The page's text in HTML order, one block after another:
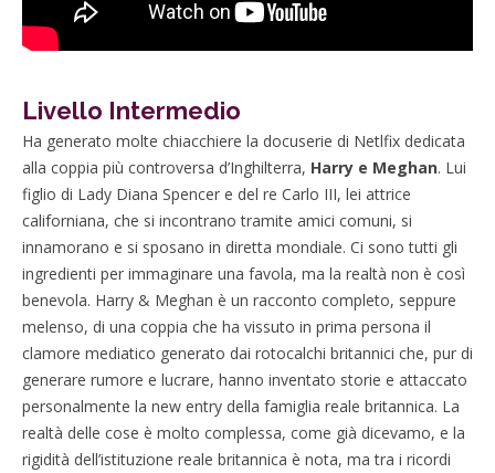
Livello Intermedio
Ha generato molte chiacchiere la docuserie di Netlfix dedicata
alla coppia più controversa d’Inghilterra, Harry e Meghan. Lui
figlio di Lady Diana Spencer e del re Carlo III, lei attrice
californiana, che si incontrano tramite amici comuni, si
innamorano e si sposano in diretta mondiale. Ci sono tutti gli
ingredienti per immaginare una favola, ma la realtà non è così
benevola. Harry & Meghan è un racconto completo, seppure
melenso, di una coppia che ha vissuto in prima persona il
clamore mediatico generato dai rotocalchi britannici che, pur di
generare rumore e lucrare, hanno inventato storie e attaccato
personalmente la new entry della famiglia reale britannica. La
realtà delle cose è molto complessa, come già dicevamo, e la
rigidità dell’istituzione reale britannica è nota, ma tra i ricordi